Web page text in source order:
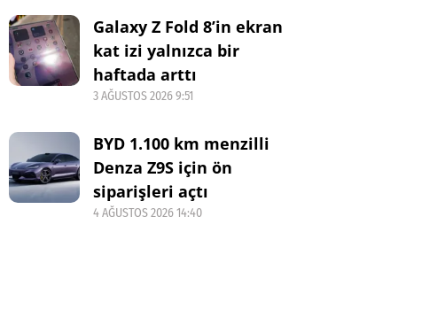
Galaxy Z Fold 8’in ekran
kat izi yalnızca bir
haftada arttı
3 AĞUSTOS 2026 9:51
BYD 1.100 km menzilli
Denza Z9S için ön
siparişleri açtı
4 AĞUSTOS 2026 14:40